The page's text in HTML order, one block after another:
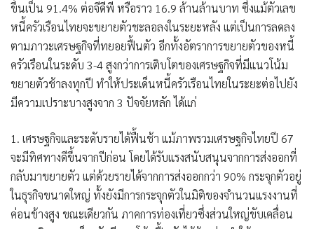
ขึ้นเป็น 91.4% ต่อจีดีพี หรือราว 16.9 ล้านล้านบาท ซึ่งแม้ตัวเลข
หนี้ครัวเรือนไทยจะขยายตัวชะลอลงในระยะหลัง แต่เป็นการลดลง
ตามภาวะเศรษฐกิจที่ทยอยฟื้นตัว อีกทั้งอัตราการขยายตัวของหนี้
ครัวเรือนในระดับ 3-4 สูงกว่าการเติบโตของเศรษฐกิจที่มีแนวโน้ม
ขยายตัวช้าลงทุกปี ทำให้ประเด็นหนี้ครัวเรือนไทยในระยะต่อไปยัง
มีความเปราะบางสูงจาก 3 ปัจจัยหลัก ได้แก่
1. เศรษฐกิจและระดับรายได้ฟื้นช้า แม้ภาพรวมเศรษฐกิจไทยปี 67
จะมีทิศทางดีขึ้นจากปีก่อน โดยได้รับแรงสนับสนุนจากการส่งออกที่
กลับมาขยายตัว แต่ด้วยรายได้จากการส่งออกกว่า 90% กระจุกตัวอยู่
ในธุรกิจขนาดใหญ่ ทั้งยังมีการกระจุกตัวในมิติของจำนวนแรงงานที่
ค่อนข้างสูง ขณะเดียวกัน ภาคการท่องเที่ยวซึ่งส่วนใหญ่ขับเคลื่อน